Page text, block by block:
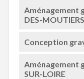
Aménagement
DES-MOUTIERS
Conception
Aménagement
SUR-LOIRE